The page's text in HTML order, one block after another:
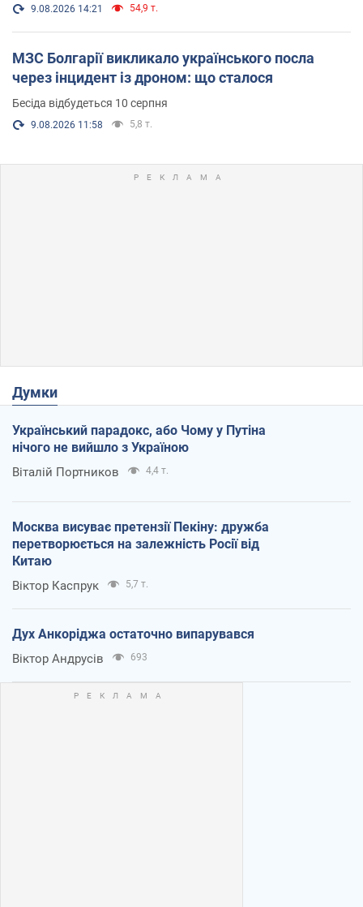
9.08.2026 14:21 54,9 т.
МЗС Болгарії викликало українського посла
через інцидент із дроном: що сталося
Бесіда відбудеться 10 серпня
9.08.2026 11:58 5,8 т.
Думки
Український парадокс, або Чому у Путіна
нічого не вийшло з Україною
Віталій Портников 4,4 т.
Москва висуває претензії Пекіну: дружба
перетворюється на залежність Росії від
Китаю
Віктор Каспрук 5,7 т.
Дух Анкоріджа остаточно випарувався
Віктор Андрусів 693